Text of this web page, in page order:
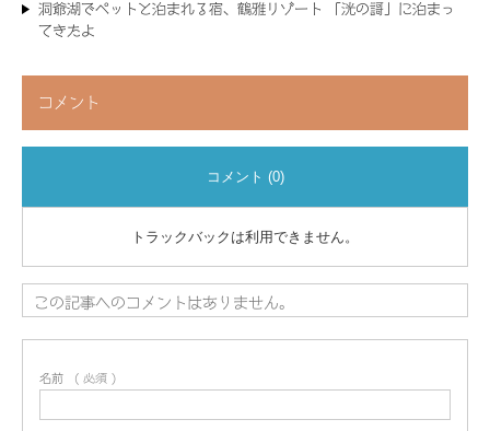
洞爺湖でペットと泊まれる宿、鶴雅リゾート 「洸の謌」に泊まっ
てきたよ
コメント
コメント (0)
トラックバックは利用できません。
この記事へのコメントはありません。
名前 ( 必須 )